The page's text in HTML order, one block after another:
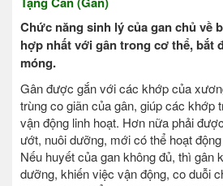
Chức năng sinh lý của gan chủ về
hợp nhất với gân trong cơ thể, bắt
móng.
Gân được gắn với các khớp của
trùng co giãn của gân, giúp các khớp
vận động linh hoạt. Hơn nữa phải
ướt, nuôi dưỡng, mới có thể hoạt
Nếu huyết của gan không đủ, thì gân
dưỡng, khiến việc vận động, co duỗi